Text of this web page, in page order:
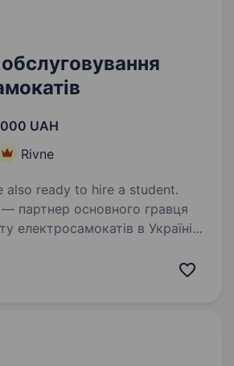
UAH
Rivne
also ready to hire a student.
партнер основного гравця
електросамокатів в Україні